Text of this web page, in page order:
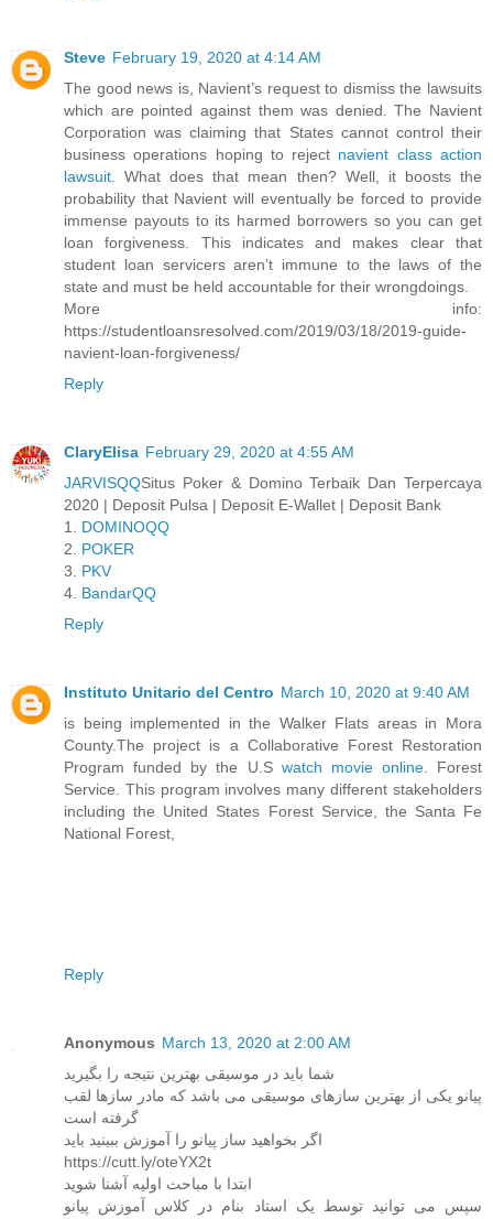
Steve February 19, 2020 at 4:14 AM
The good news is, Navient’s request to dismiss the lawsuits
which are pointed against them was denied. The Navient
Corporation was claiming that States cannot control their
business operations hoping to reject navient class action
lawsuit. What does that mean then? Well, it boosts the
probability that Navient will eventually be forced to provide
immense payouts to its harmed borrowers so you can get
loan forgiveness. This indicates and makes clear that
student loan servicers aren’t immune to the laws of the
state and must be held accountable for their wrongdoings.
More info:
https://studentloansresolved.com/2019/03/18/2019-guide-
navient-loan-forgiveness/
Reply
ClaryElisa February 29, 2020 at 4:55 AM
JARVISQQSitus Poker & Domino Terbaik Dan Terpercaya
2020 | Deposit Pulsa | Deposit E-Wallet | Deposit Bank
1. DOMINOQQ
2. POKER
3. PKV
4. BandarQQ
Reply
Instituto Unitario del Centro March 10, 2020 at 9:40 AM
is being implemented in the Walker Flats areas in Mora
County.The project is a Collaborative Forest Restoration
Program funded by the U.S watch movie online. Forest
Service. This program involves many different stakeholders
including the United States Forest Service, the Santa Fe
National Forest,
Reply
Anonymous March 13, 2020 at 2:00 AM
شما باید در موسیقی بهترین نتیجه را بگیرید
پیانو یکی از بهترین سازهای موسیقی می باشد که مادر سازها لقب
گرفته است
اگر بخواهید ساز پیانو را آموزش ببینید باید
https://cutt.ly/oteYX2t
ابتدا با مباحث اولیه آشنا شوید
سپس می توانید توسط یک استاد بنام در کلاس آموزش پیانو